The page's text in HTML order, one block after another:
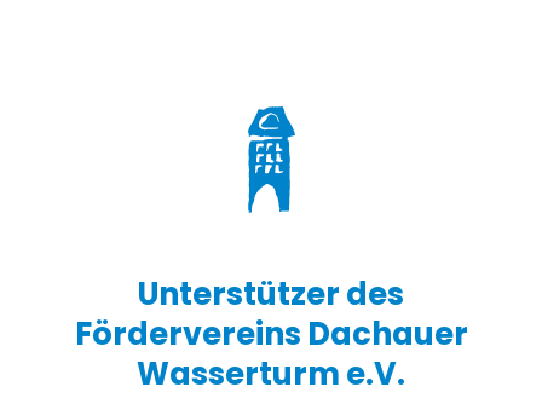
Unterstützer des
Fördervereins Dachauer
Wasserturm e.V.